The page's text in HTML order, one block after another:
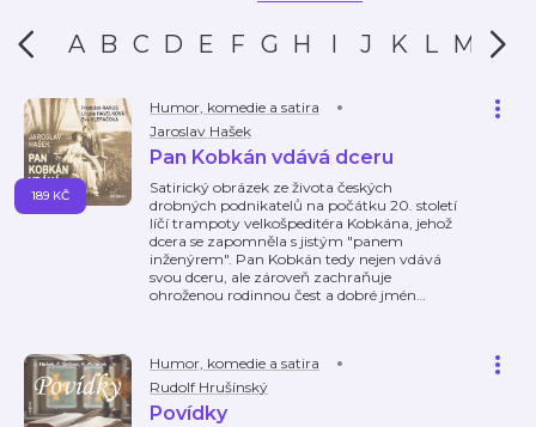
A B C D E F G H I J K L M N
Humor, komedie a satira
Jaroslav Hašek
Pan Kobkán vdává dceru
Satirický obrázek ze života českých
drobných podnikatelů na počátku 20. století
líčí trampoty velkošpeditéra Kobkána, jehož
dcera se zapomněla s jistým "panem
inženýrem". Pan Kobkán tedy nejen vdává
svou dceru, ale zároveň zachraňuje
ohroženou rodinnou čest a dobré jmén…
189 KČ
Humor, komedie a satira
Rudolf Hrušínský
Povídky